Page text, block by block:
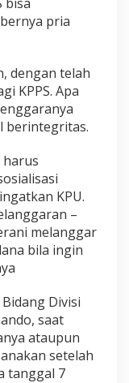
pria
dengan telah
KPPS. Apa
berintegritas.
harus
KPU.
–
melanggar
bila ingin
Divisi
saat
ataupun
setelah
tanggal 7